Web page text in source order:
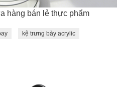
hàng bán lẻ thực phẩm
kệ trưng bày acrylic